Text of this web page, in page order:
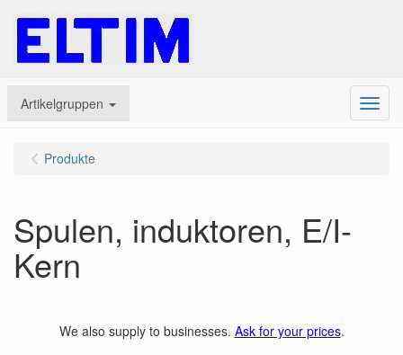
Artikelgruppen Menu
Produkte
Spulen, induktoren, E/I-
Kern
We also supply to businesses. Ask for your prices.